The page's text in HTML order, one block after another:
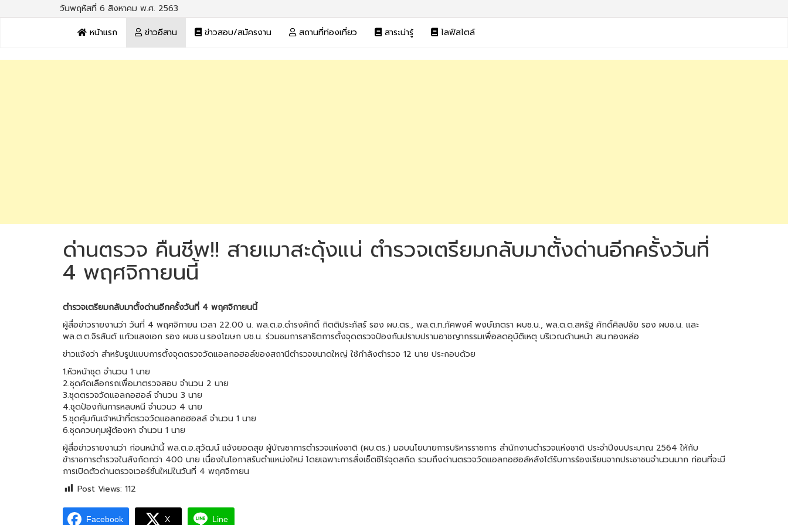
วันพฤหัสที่ 6 สิงหาคม พ.ศ. 2563
หน้าแรก
ข่าวอีสาน ข่าวสอบ/สมัครงาน สถานที่ท่องเที่ยว สาระน่ารู้ ไลฟ์สไตล์
ด่านตรวจ คืนชีพ!! สายเมาสะดุ้งแน่ ตำรวจเตรียมกลับมาตั้งด่านอีกครั้งวันที่
4 พฤศจิกายนนี้
ตำรวจเตรียมกลับมาตั้งด่านอีกครั้งวันที่ 4 พฤศจิกายนนี้
ผู้สื่อข่าวรายงานว่า วันที่ 4 พฤศจิกายน เวลา 22.00 น. พล.ต.อ.ดำรงศักดิ์ กิตติประภัสร์ รอง ผบ.ตร., พล.ต.ท.ภัคพงศ์ พงษ์เภตรา ผบช.น., พล.ต.ต.สหรัฐ ศักดิ์ศิลปชัย รอง ผบช.น. และ
พล.ต.ต.จิรสันต์ แก้วแสงเอก รอง ผบช.น.รองโฆษก บช.น. ร่วมชมการสาธิตการตั้งจุดตรวจป้องกันปราบปรามอาชญากรรมเพื่อลดอุบัติเหตุ บริเวณด้านหน้า สน.ทองหล่อ
ข่าวแจ้งว่า สำหรับรูปแบบการตั้งจุดตรวจวัดแอลกอฮอล์ของสถานีตำรวจขนาดใหญ่ ใช้กำลังตำรวจ 12 นาย ประกอบด้วย
1.หัวหน้าชุด จำนวน 1 นาย
2.ชุดคัดเลือกรถเพื่อมาตรวจสอบ จำนวน 2 นาย
3.ชุดตรวจวัดแอลกอฮอล์ จำนวน 3 นาย
4.ชุดป้องกันการหลบหนี จำนวนว 4 นาย
5.ชุดคุ้มกันเจ้าหน้าที่ตรวจวัดแอลกอฮอลล์ จำนวน 1 นาย
6.ชุดควบคุมผู้ต้องหา จำนวน 1 นาย
ผู้สื่อข่าวรายงานว่า ก่อนหน้านี้ พล.ต.อ.สุวัฒน์ แจ้งยอดสุข ผู้บัญชาการตำรวจแห่งชาติ (ผบ.ตร.) มอบนโยบายการบริหารราชการ สำนักงานตำรวจแห่งชาติ ประจำปีงบประมาณ 2564 ให้กับ
ข้าราชการตำรวจในสังกัดกว่า 400 นาย เนื่องในโอกาสรับตำแหน่งใหม่ โดยเฉพาะการสั่งเซ็ตซีโร่จุดสกัด รวมถึงด่านตรวจวัดแอลกอฮอล์หลังได้รับการร้องเรียนจากประชาชนจำนวนมาก ก่อนที่จะมี
การเปิดตัวด่านตรวจเวอร์ชั่นใหม่ในวันที่ 4 พฤศจิกายน
Post Views: 112
Facebook X Line